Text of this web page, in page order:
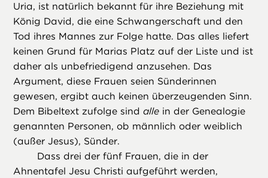
Uria, ist natürlich bekannt für ihre Beziehung mit
König David, die eine Schwangerschaft und den
Tod ihres Mannes zur Folge hatte. Das alles liefert
keinen Grund für Marias Platz auf der Liste und ist
daher als unbefriedigend anzusehen. Das
Argument, diese Frauen seien Sünderinnen
gewesen, ergibt auch keinen überzeugenden Sinn.
Dem Bibeltext zufolge sindalle in der Genealogie
genannten Personen, ob männlich oder weiblich
(außer Jesus), Sünder.
Dass drei der fünf Frauen, die in der
Ahnentafel Jesu Christi aufgeführt werden,